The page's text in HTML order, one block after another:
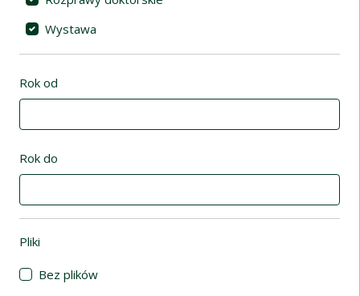
Wystawa
Rok od
Rok do
Pliki
Bez plików